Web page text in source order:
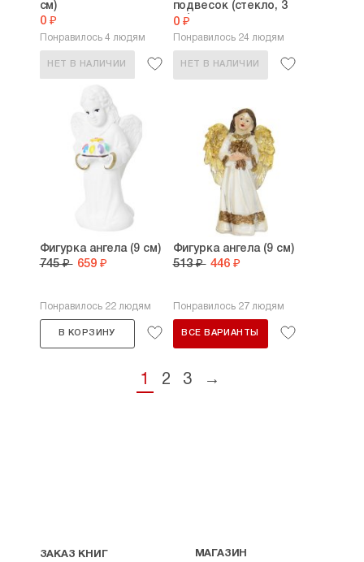
см)
0 ₽
Понравилось 4 людям
НЕТ В НАЛИЧИИ
подвесок (стекло, 3
шт)
0 ₽
Понравилось 24 людям
НЕТ В НАЛИЧИИ
Фигурка ангела (9 см)
745 ₽ 659 ₽
Понравилось 22 людям
В КОРЗИНУ
Фигурка ангела (9 см)
513 ₽ 446 ₽
Понравилось 27 людям
ВСЕ ВАРИАНТЫ
1 2 3 →
ЗАКАЗ КНИГ
МАГАЗИН